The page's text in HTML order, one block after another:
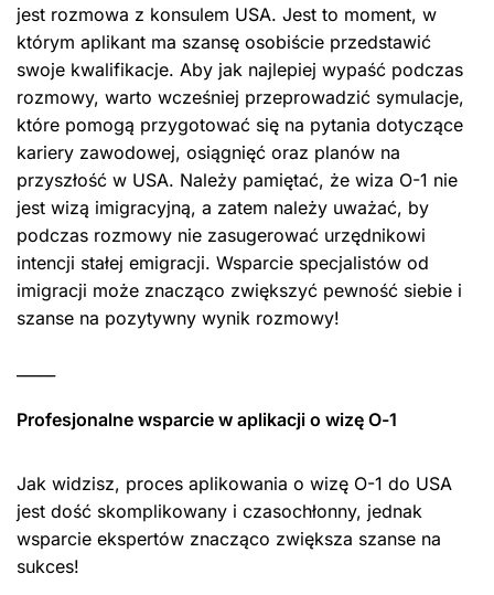
jest rozmowa z konsulem USA. Jest to moment, w
którym aplikant ma szansę osobiście przedstawić
swoje kwalifikacje. Aby jak najlepiej wypaść podczas
rozmowy, warto wcześniej przeprowadzić symulacje,
które pomogą przygotować się na pytania dotyczące
kariery zawodowej, osiągnięć oraz planów na
przyszłość w USA. Należy pamiętać, że wiza O-1 nie
jest wizą imigracyjną, a zatem należy uważać, by
podczas rozmowy nie zasugerować urzędnikowi
intencji stałej emigracji. Wsparcie specjalistów od
imigracji może znacząco zwiększyć pewność siebie i
szanse na pozytywny wynik rozmowy!
Profesjonalne wsparcie w aplikacji o wizę O-1
Jak widzisz, proces aplikowania o wizę O-1 do USA
jest dość skomplikowany i czasochłonny, jednak
wsparcie ekspertów znacząco zwiększa szanse na
sukces!